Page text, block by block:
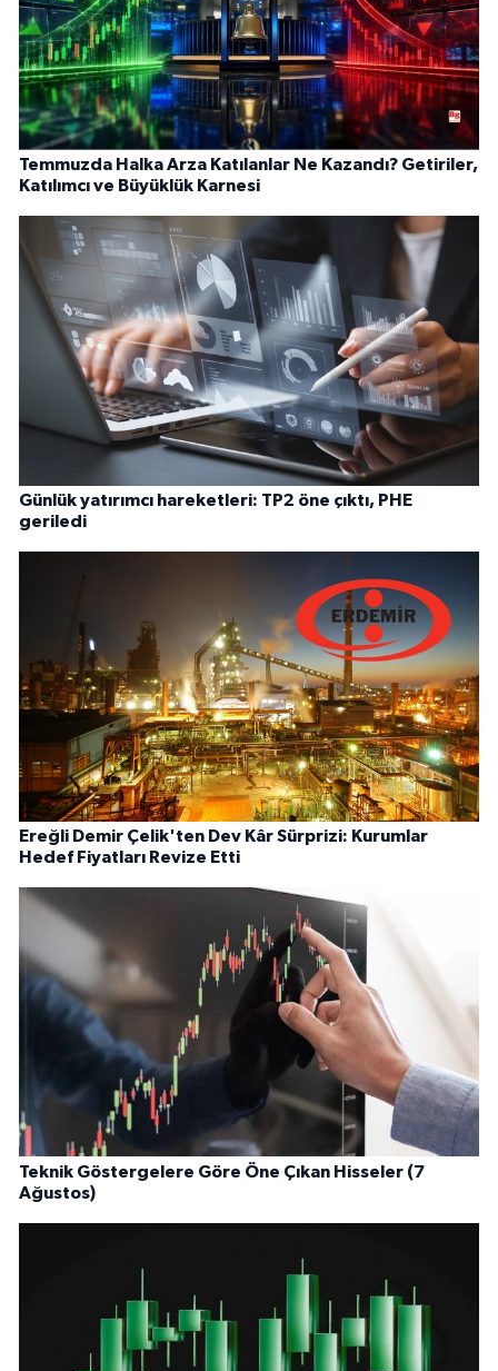
Temmuzda Halka Arza Katılanlar Ne Kazandı? Getiriler,
Katılımcı ve Büyüklük Karnesi
Günlük yatırımcı hareketleri: TP2 öne çıktı, PHE
geriledi
Ereğli Demir Çelik'ten Dev Kâr Sürprizi: Kurumlar
Hedef Fiyatları Revize Etti
Teknik Göstergelere Göre Öne Çıkan Hisseler (7
Ağustos)